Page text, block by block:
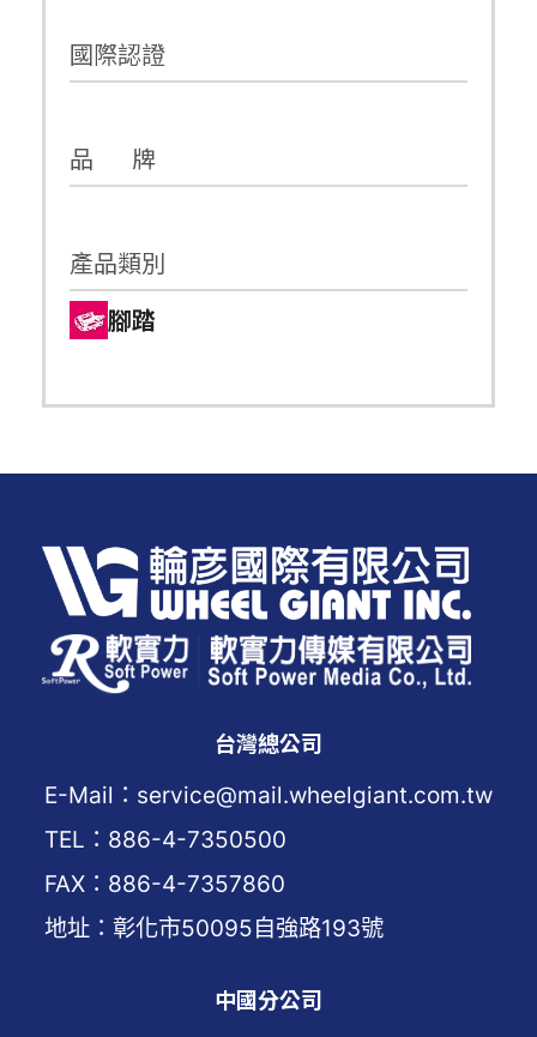
國際認證
品 牌
產品類別
腳踏
台灣總公司
E-Mail：service@mail.wheelgiant.com.tw
TEL：886-4-7350500
FAX：886-4-7357860
地址：彰化市50095自強路193號
中國分公司